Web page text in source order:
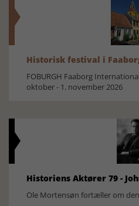
Historisk festival i
FOBURGH Faaborg
oktober - 1. november 2026
Historiens Aktører 79 -
Ole Mortensøn fortæller om